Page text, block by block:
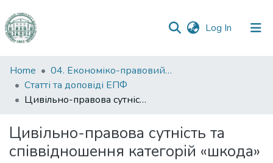
Log In (current)
Communities
&
Collections
Statistics
Home
04. Економіко-правовий факультет
Статті та доповіді ЕПФ
Цивільно-правова сутність та співвідношення категорій «шкода» та «збитки»
Цивільно-правова сутність та
співвідношення категорій «шкода»